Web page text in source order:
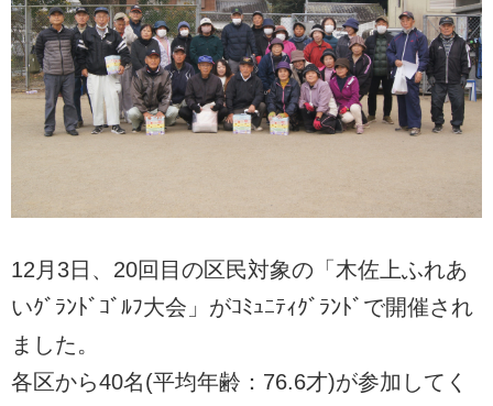
12月3日、20回目の区民対象の「木佐上ふれあ
いｸﾞﾗﾝﾄﾞｺﾞﾙﾌ大会」がｺﾐｭﾆﾃｨｸﾞﾗﾝﾄﾞで開催され
ました。
各区から40名(平均年齢：76.6才)が参加してく